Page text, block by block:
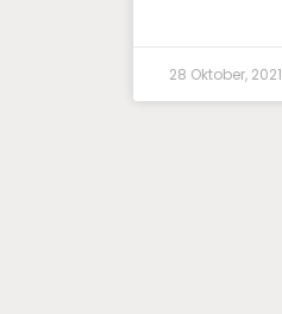
28 Oktober, 2021